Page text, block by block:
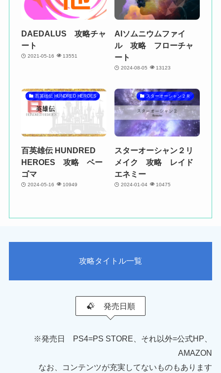
DAEDALUS 攻略チャ
ート
2021-05-16 13551
AIソムニウムファイ
ル 攻略 フローチャ
ート
2024-08-05 13123
百英雄伝 HUNDRED HEROES
百英雄伝 HUNDRED
HEROES 攻略 ベー
ゴマ
2024-05-16 10949
スターオーシャン２Ｒ
スターオーシャン２リ
メイク 攻略 レイド
エネミー
2024-01-04 10475
攻略タイトル一覧
発売日順
※発売日 PS4=PS STORE、それ以外=公式HP、
AMAZON
なお、コンテンツが充実してないものもあります